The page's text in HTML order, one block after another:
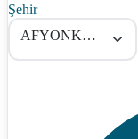
Şehir
AFYONKARAHİSAR